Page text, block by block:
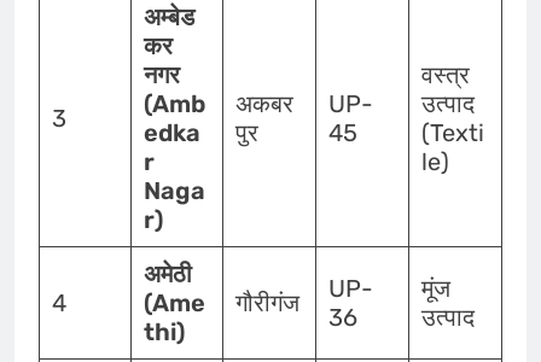
3
अम्बेड
कर
नगर
(Amb
edka
r
Naga
r)
अकबर
पुर
UP-
45
वस्त्र
उत्पाद
(Texti
le)
4
अमेठी
(Ame
thi)
गौरीगंज
UP-
36
मूंज
उत्पाद